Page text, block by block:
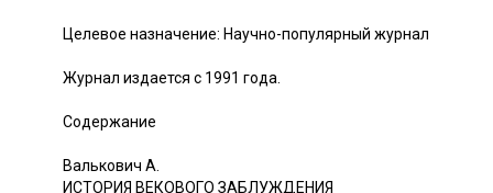
Целевое назначение: Научно-популярный журнал
Журнал издается с 1991 года.
Содержание
Валькович А.
ИСТОРИЯ ВЕКОВОГО ЗАБЛУЖДЕНИЯ